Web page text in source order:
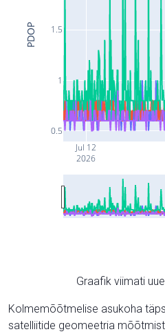
Jul 12
2026
0.5
1
1.5
PDOP
Graafik viimati
Kolmemõõtmelise asukoha
satelliitide geomeetria